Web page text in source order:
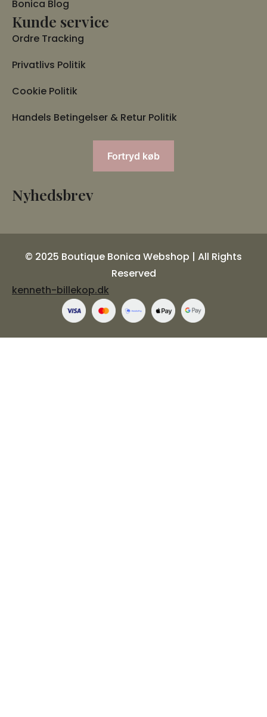
Bonica Blog
Kunde service
Ordre Tracking
Privatlivs Politik
Cookie Politik
Handels Betingelser & Retur Politik
Nyhedsbrev
© 2025 Boutique Bonica Webshop | All Rights
Reserved
kenneth-billekop.dk